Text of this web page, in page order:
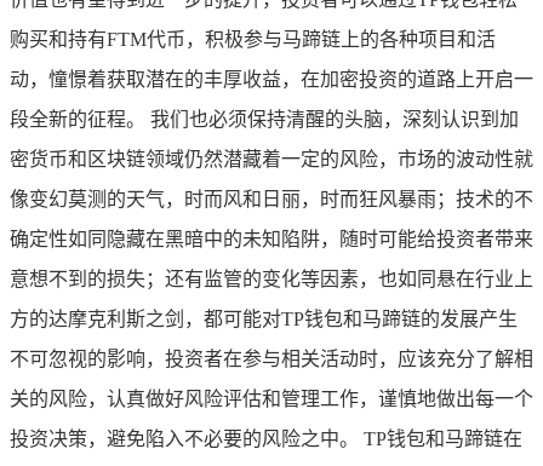
购买和持有FTM代币，积极参与马蹄链上的各种项目和活
动，憧憬着获取潜在的丰厚收益，在加密投资的道路上开启一
段全新的征程。 我们也必须保持清醒的头脑，深刻认识到加
密货币和区块链领域仍然潜藏着一定的风险，市场的波动性就
像变幻莫测的天气，时而风和日丽，时而狂风暴雨；技术的不
确定性如同隐藏在黑暗中的未知陷阱，随时可能给投资者带来
意想不到的损失；还有监管的变化等因素，也如同悬在行业上
方的达摩克利斯之剑，都可能对TP钱包和马蹄链的发展产生
不可忽视的影响，投资者在参与相关活动时，应该充分了解相
关的风险，认真做好风险评估和管理工作，谨慎地做出每一个
投资决策，避免陷入不必要的风险之中。 TP钱包和马蹄链在